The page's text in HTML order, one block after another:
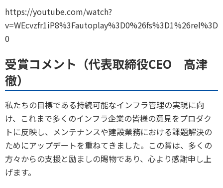
https://youtube.com/watch?
v=WEcvzfr1iP8%3Fautoplay%3D0%26fs%3D1%26rel%3D
0
受賞コメント（代表取締役CEO 高津
徹）
私たちの目標である持続可能なインフラ管理の実現に向
け、これまで多くのインフラ企業の皆様の意見をプロダク
トに反映し、メンテナンスや建設業務における課題解決の
ためにアップデートを重ねてきました。この賞は、多くの
方々からの支援と励ましの賜物であり、心より感謝申し上
げます。